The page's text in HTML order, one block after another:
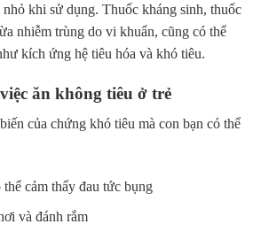
khi sử dụng. Thuốc kháng sinh, thuốc
nhiễm trùng do vi khuẩn, cũng có thể
kích ứng hệ tiêu hóa và khó tiêu.
ăn không tiêu ở trẻ
của chứng khó tiêu mà con bạn có thể
cảm thấy đau tức bụng
và đánh rắm